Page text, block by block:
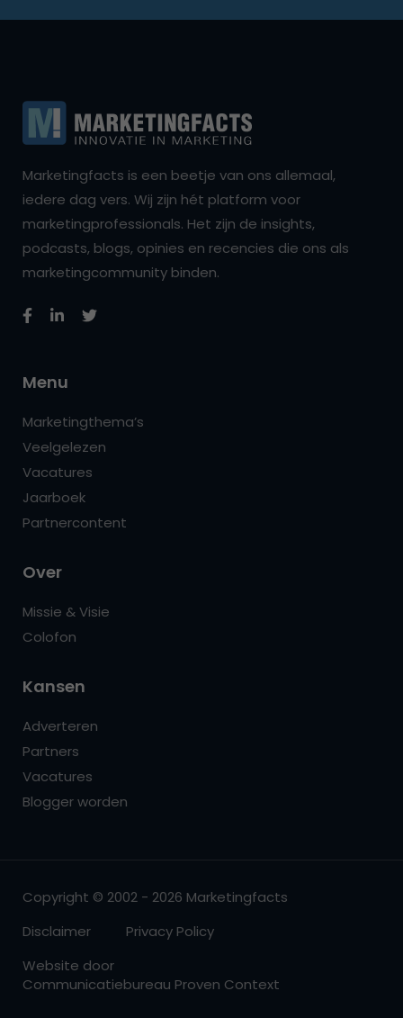
Marketingfacts is een beetje van ons allemaal,
iedere dag vers. Wij zijn hét platform voor
marketingprofessionals. Het zijn de insights,
podcasts, blogs, opinies en recencies die ons als
marketingcommunity binden.
Menu
Marketingthema’s
Veelgelezen
Vacatures
Jaarboek
Partnercontent
Over
Missie & Visie
Colofon
Kansen
Adverteren
Partners
Vacatures
Blogger worden
Copyright © 2002 - 2026 Marketingfacts
Disclaimer
Privacy Policy
Website door
Communicatiebureau Proven Context